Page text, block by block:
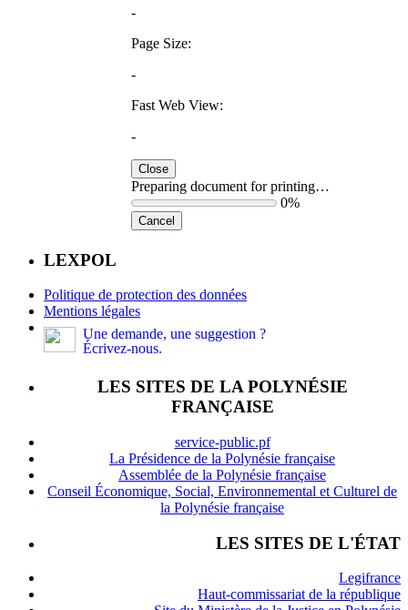
-
Page Size:
-
Fast Web View:
-
Close
Preparing document for printing…
0%
Cancel
LEXPOL
Politique de protection des données
Mentions légales
Une demande, une suggestion ?
Écrivez-nous.
LES SITES DE LA POLYNÉSIE
FRANÇAISE
service-public.pf
La Présidence de la Polynésie française
Assemblée de la Polynésie française
Conseil Économique, Social, Environnemental et Culturel de
la Polynésie française
LES SITES DE L'ÉTAT
Legifrance
Haut-commissariat de la république